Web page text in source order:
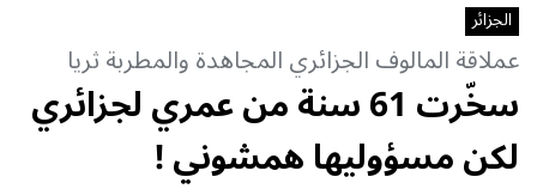
الجزائر
عملاقة المالوف الجزائري المجاهدة والمطربة ثريا
سخّرت 61 سنة من عمري لجزائري
لكن مسؤوليها همشوني !